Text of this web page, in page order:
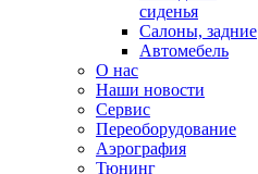
сиденья
Салоны, задние
Автомебель
О нас
Наши новости
Сервис
Переоборудование
Аэрография
Тюнинг